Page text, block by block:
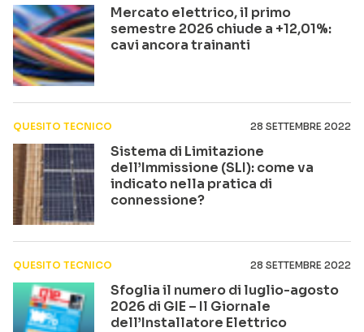
Mercato elettrico, il primo
semestre 2026 chiude a +12,01%:
cavi ancora trainanti
QUESITO TECNICO 28 SETTEMBRE 2022
Sistema di Limitazione
dell’Immissione (SLI): come va
indicato nella pratica di
connessione?
QUESITO TECNICO 28 SETTEMBRE 2022
Sfoglia il numero di luglio-agosto
2026 di GIE – Il Giornale
dell’Installatore Elettrico